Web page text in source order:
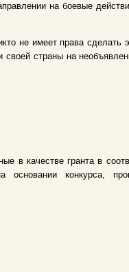
на боевые
не имеет права сделать
своей страны на
в качестве гранта в
конкурса,